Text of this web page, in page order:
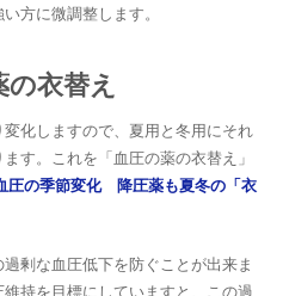
方に微調整します。
衣替え
化しますので、夏用と冬用にそれ
す。これを「血圧の薬の衣替え」
の季節変化 降圧薬も夏冬の「衣
剰な血圧低下を防ぐことが出来ま
持を目標にしていますと、この過